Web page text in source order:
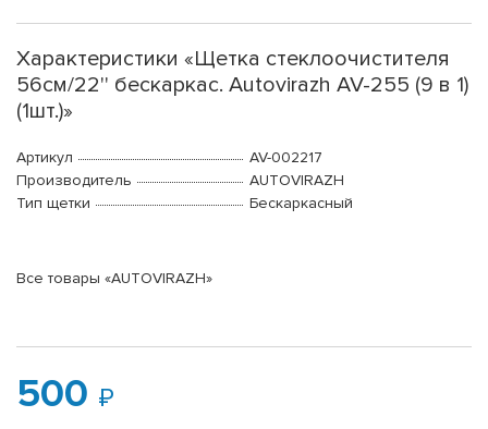
Характеристики «Щетка стеклоочистителя
56см/22'' бескаркас. Autovirazh AV-255 (9 в 1)
(1шт.)»
Артикул
AV-002217
Производитель
AUTOVIRAZH
Тип щетки
Бескаркасный
Все товары «AUTOVIRAZH»
500